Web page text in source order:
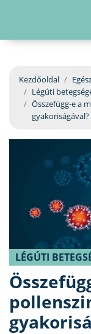
ÜGYELETKERESŐ
ORVOS
ORVOSKERESŐ
Kezdőoldal
Légúti
Összefügg-e a
gyakoriságával?
LÉGÚTI